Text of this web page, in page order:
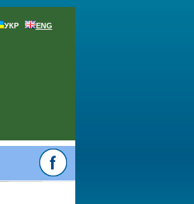
УКР ENG